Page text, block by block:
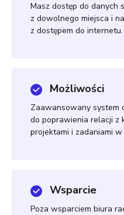
Masz dostęp do danych
z dowolnego miejsca i
z dostępem do internetu.
Możliwości
Zaawansowany system
do poprawienia relacji z
projektami i zadaniami w
Wsparcie
Poza wsparciem biura